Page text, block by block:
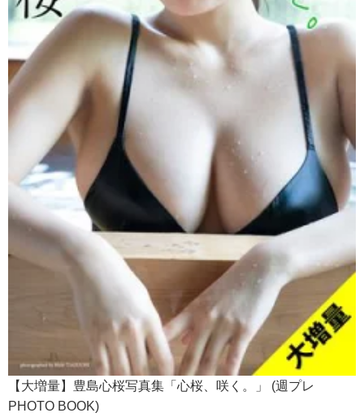
【大増量】豊島心桜写真集「心桜、咲く。」 (週プレ
PHOTO BOOK)